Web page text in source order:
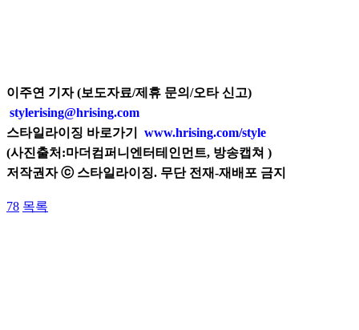
이주연 기자 (보도자료/제휴 문의/오타 신고)
stylerising@hrising.com
스타일라이징 바로가기 www.hrising.com/style
(사진출처:마더컴퍼니엔터테인먼트, 방송캡쳐 )
저작권자 ⓒ 스타일라이징. 무단 전재-재배포 금지
78 목록